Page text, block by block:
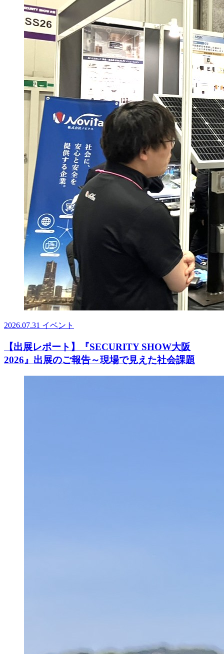
2026.07.31 イベント
【出展レポート】『SECURITY SHOW大阪
2026』出展のご報告～現場で見えた社会課題